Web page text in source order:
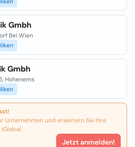
Gmbh
Bei Wien
Gmbh
Hohenems
Unternehmen und erweitern Sie Ihre
Jetzt anmelden!